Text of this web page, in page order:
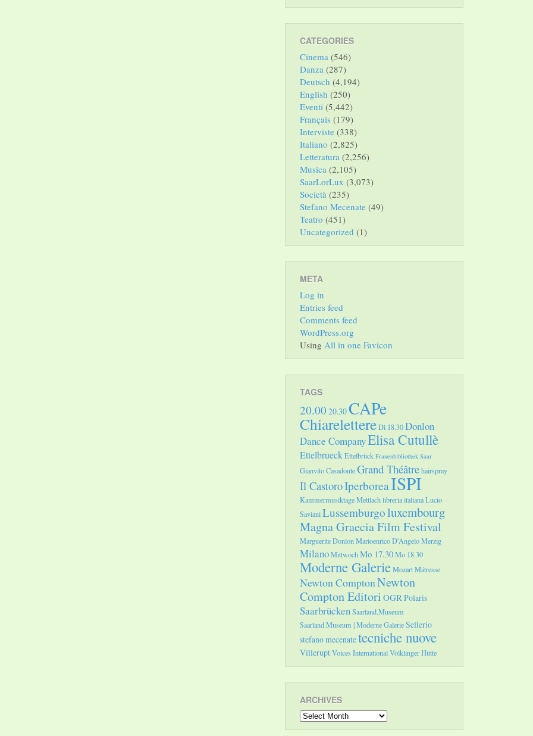
CATEGORIES
Cinema (546)
Danza (287)
Deutsch (4,194)
English (250)
Eventi (5,442)
Français (179)
Interviste (338)
Italiano (2,825)
Letteratura (2,256)
Musica (2,105)
SaarLorLux (3,073)
Società (235)
Stefano Mecenate (49)
Teatro (451)
Uncategorized (1)
META
Log in
Entries feed
Comments feed
WordPress.org
Using All in one Favicon
TAGS
20.00 20.30CAPe
ChiarelettereDi 18.30Donlon
Dance CompanyElisa Cutullè
EttelbrueckEttelbrück Frauenbibliothek Saar
Gianvito CasadonteGrand Théâtrehairspray
Il CastoroIperboreaISPI
Kammermusiktage Mettlachlibreria italianaLucio
SavianiLussemburgoluxembourg
Magna Graecia Film Festival
Marguerite DonlonMarioenrico D'AngeloMerzig
MilanoMittwochMo 17.30Mo 18.30
Moderne GalerieMozartMätresse
Newton ComptonNewton
Compton Editori OGRPolaris
SaarbrückenSaarland.Museum
Saarland.Museum | Moderne GalerieSellerio
stefano mecenatetecniche nuove
VilleruptVoices InternationalVölklinger Hütte
ARCHIVES
Archives